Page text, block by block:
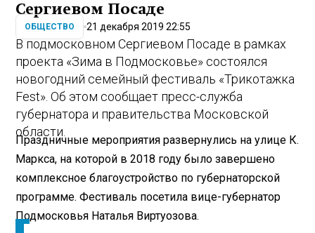
Сергиевом Посаде
ОБЩЕСТВО 21 декабря 2019 22:55
В подмосковном Сергиевом Посаде в рамках
проекта «Зима в Подмосковье» состоялся
новогодний семейный фестиваль «Трикотажка
Fest». Об этом сообщает пресс-служба
губернатора и правительства Московской
области.
Праздничные мероприятия развернулись на улице К.
Маркса, на которой в 2018 году было завершено
комплексное благоустройство по губернаторской
программе. Фестиваль посетила вице-губернатор
Подмосковья Наталья Виртуозова.